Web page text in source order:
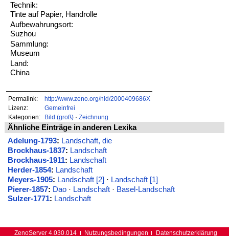
Technik:
Tinte auf Papier, Handrolle
Aufbewahrungsort:
Suzhou
Sammlung:
Museum
Land:
China
Permalink:
http://www.zeno.org/nid/2000409686X
Lizenz:
Gemeinfrei
Kategorien:
Bild (groß)· Zeichnung
Ähnliche Einträge in anderen Lexika
Adelung-1793: Landschaft, die
Brockhaus-1837: Landschaft
Brockhaus-1911: Landschaft
Herder-1854: Landschaft
Meyers-1905: Landschaft [2] · Landschaft [1]
Pierer-1857: Dao· Landschaft· Basel-Landschaft
Sulzer-1771: Landschaft
ZenoServer 4.030.014 Nutzungsbedingungen
Datenschutzerklärung